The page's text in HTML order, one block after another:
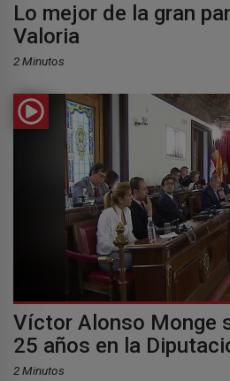
Lo mejor de la gran
Valoria
2 Minutos
Víctor Alonso Monge
25 años en la
2 Minutos